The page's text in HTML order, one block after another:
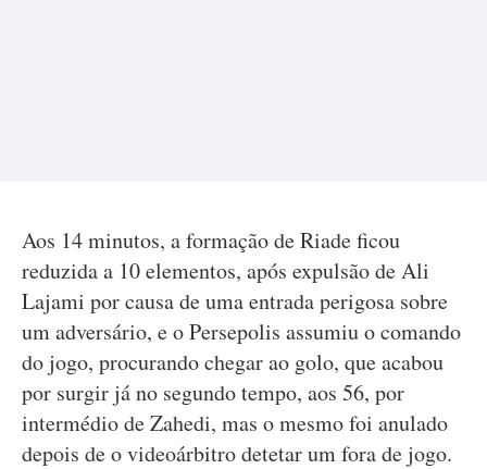
Aos 14 minutos, a formação de Riade ficou
reduzida a 10 elementos, após expulsão de Ali
Lajami por causa de uma entrada perigosa sobre
um adversário, e o Persepolis assumiu o comando
do jogo, procurando chegar ao golo, que acabou
por surgir já no segundo tempo, aos 56, por
intermédio de Zahedi, mas o mesmo foi anulado
depois de o videoárbitro detetar um fora de jogo.